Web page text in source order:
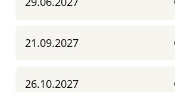
21.09.2027
26.10.2027